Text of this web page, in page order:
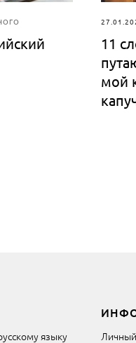
11
мой
языку